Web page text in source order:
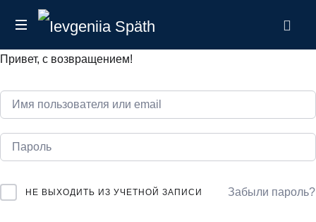
Ievgeniia
Späth
налоговый
Германии
Привет, с возвращением!
НЕ ВЫХОДИТЬ ИЗ УЧЕТНОЙ ЗАПИСИ Забыли пароль?